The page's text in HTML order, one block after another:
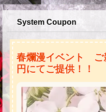
System Coupon
春爛漫イベント
円にてご提供！！